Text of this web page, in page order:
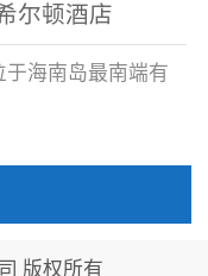
尔顿酒店
于海南岛最南端有
海岛天堂”之美称的
版权所有